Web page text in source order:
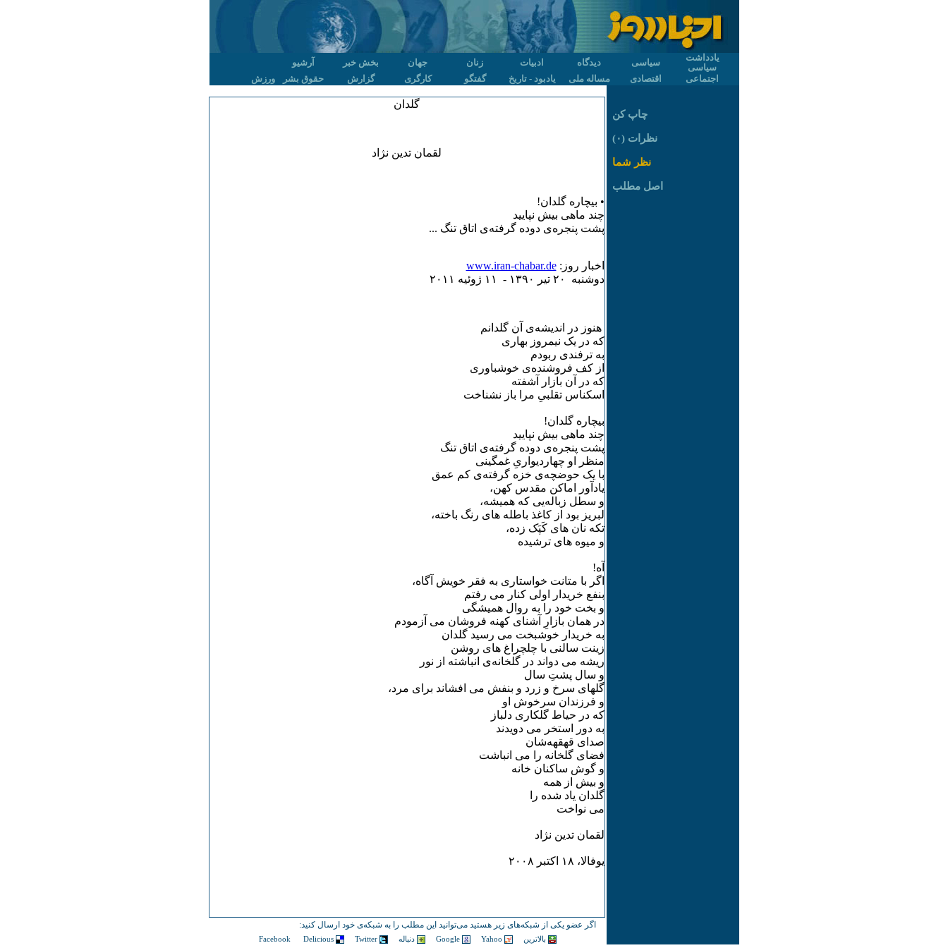
یادداشت
سیاسی
سیاسی دیدگاه ادبیات زنان جهان بخش خبر
آرشیو
اجتماعی
اقتصادی مساله ملی یادبود - تاریخ گفتگو کارگری گزارش حقوق بشر ورزش
گلدان
لقمان تدین نژاد
• بیچاره گلدان!
چند ماهی بیش نپایید
پشت پنجره‌ی دوده گرفته‌ی اتاق تنگ ...
اخبار روز:www.iran-chabar.de
دوشنبه ۲۰ تير ۱٣۹۰ - ۱۱ ژوئيه ۲۰۱۱
هنوز در اندیشه‌ی آن گلدانم
که در یک نیمروز بهاری
به ترفندی ربودم
از کف فروشنده‌ی خوشباوری
که در آن بازار آشفته‌
اسکناس تقلبی‌ِ مرا باز نشناخت
بیچاره گلدان!
چند ماهی بیش نپایید
پشت پنجره‌ی دوده گرفته‌ی اتاق تنگ
منظر او چهاردیواری‌ِ غمگینی
با یک حوضچه‌ی خزه گرفته‌ی کم عمق
یادآور اماکن مقدس کهن،
و سطل زباله‌یی که همیشه،
لبریز بود از کاغذ باطله های رنگ باخته،
تکه نان های کَپَک زده،
و میوه های ترشیده
آه!
اگر با متانت خواستاری به فقر خویش آگاه،
بنفع خریدار اولی کنار می رفتم
و بخت خود را به روال همیشگی
در همان بازار‌ِ آشنای کهنه فروشان می آزمودم
به خریدار خوشبخت می رسید گلدان
زینت سالنی با چلچراغ های روشن
ریشه می دواند در گلخانه‌ی انباشته از نور
و سال پشت‌ِ سال
گلهای سرخ و زرد و بنفش می افشاند برای مرد،
و فرزندان سرخوش او
که در حیاط گلکاری دلباز
به دور استخر می دویدند
صدای قهقهه‌شان
فضای گلخانه را می انباشت
و گوش ساکنان خانه
و بیش از همه
گلدان یاد شده را
می نواخت
لقمان تدین نژاد
یوفالا، ۱۸ اکتبر ۲۰۰۸
اگر عضو یکی از شبکه‌های زیر هستید می‌توانید این مطلب را به شبکه‌ی خود ارسال کنید:
Facebook Delicious Twitter Google Yahoo
چاپ کن
نظرات (۰)
نظر شما
اصل مطلب